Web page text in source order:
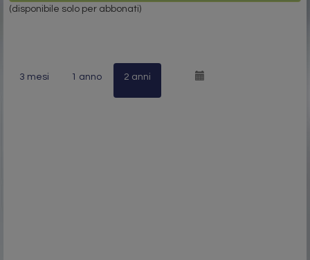
(disponibile solo per abbonati)
3 mesi 1 anno 2 anni